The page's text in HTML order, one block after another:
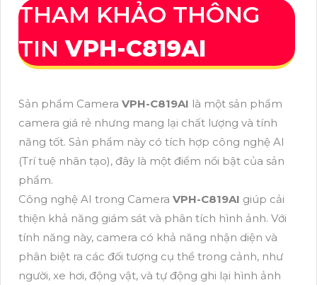
THAM KHẢO THÔNG
TINVPH-C819AI
Sản phẩm Camera VPH-C819AI là một sản phẩm
camera giá rẻ nhưng mang lại chất lượng và tính
năng tốt. Sản phẩm này có tích hợp công nghệ AI
(Trí tuệ nhân tạo), đây là một điểm nổi bật của sản
phẩm.
Công nghệ AI trong Camera VPH-C819AI giúp cải
thiện khả năng giám sát và phân tích hình ảnh. Với
tính năng này, camera có khả năng nhận diện và
phân biệt ra các đối tượng cụ thể trong cảnh, như
người, xe hơi, động vật, và tự động ghi lại hình ảnh